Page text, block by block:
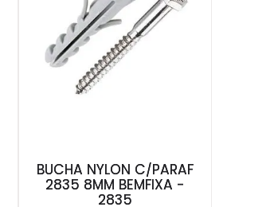
BUCHA NYLON C/PARAF
2835 8MM BEMFIXA -
2835